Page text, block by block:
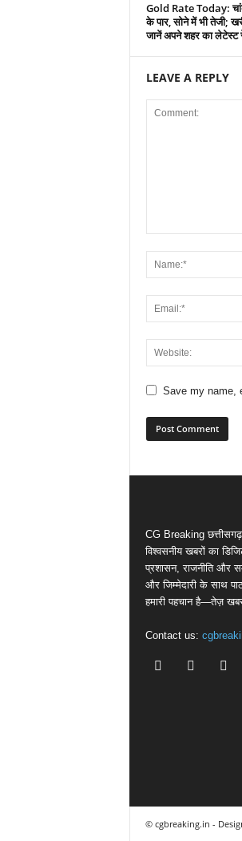
Gold Rate Today:
के पार, सोने में भी तेजी;
जानें अपने शहर का लेटेस्ट
LEAVE A REPLY
Save my name,
CG Breaking
विश्वसनीय खबरों का
प्रशासन, राजनीति और
और जिम्मेदारी के साथ
हमारी पहचान है—तेज़
Contact us:
© cgbreaking.in -